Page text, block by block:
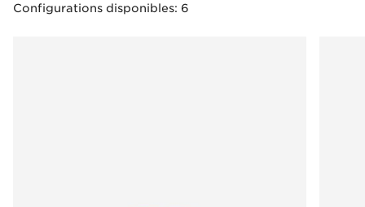
Configurations disponibles: 6